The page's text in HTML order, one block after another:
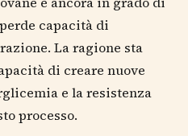
capacità di
La ragione sta
di creare nuove
e la resistenza
processo.